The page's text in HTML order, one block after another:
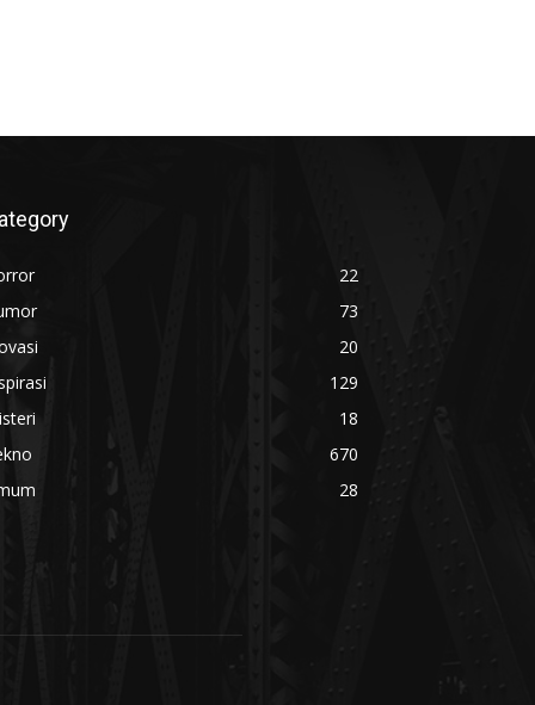
22
73
20
129
18
670
28